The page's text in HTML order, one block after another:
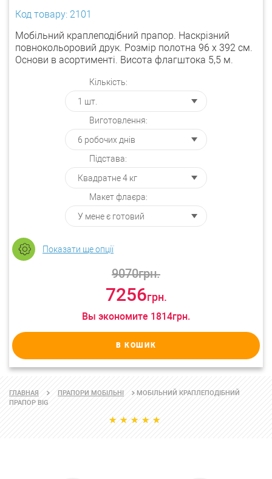
Код товару: 2101
Мобільний краплеподібний прапор. Наскрізний
повнокольоровий друк. Розмір полотна 96 х 392 см.
Основи в асортименті. Висота флагштока 5,5 м.
Кількість:
Виготовлення:
Підстава:
Макет флаєра:
Показати ще опції
9070грн.
7256грн.
Вы экономите 1814грн.
В КОШИК
ГЛАВНАЯ ПРАПОРИ МОБІЛЬНІ
МОБІЛЬНИЙ КРАПЛЕПОДІБНИЙ
ПРАПОР BIG